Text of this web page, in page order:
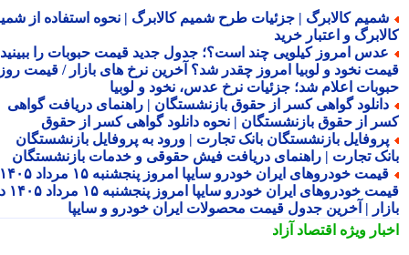
کالابرگ | جزئیات طرح شمیم کالابرگ | نحوه استفاده از شمیم
و اعتبار خرید
امروز کیلویی چند است؟؛ جدول جدید قیمت حبوبات را ببینید /
نخود و لوبیا امروز چقدر شد؟ آخرین نرخ های بازار / قیمت روز
اعلام شد؛ جزئیات نرخ عدس، نخود و لوبیا
گواهی کسر از حقوق بازنشستگان | راهنمای دریافت گواهی
از حقوق بازنشستگان | نحوه دانلود گواهی کسر از حقوق
بازنشستگان بانک تجارت | ورود به پروفایل بازنشستگان
تجارت | راهنمای دریافت فیش حقوقی و خدمات بازنشستگان
قیمت خودروهای ایران خودرو سایپا امروز پنجشنبه ۱۵ مرداد ۱۴۰۵ |
قیمت خودروهای ایران خودرو سایپا امروز پنجشنبه ۱۵ مرداد ۱۴۰۵ در
| آخرین جدول قیمت محصولات ایران خودرو و سایپا
ویژهاقتصاد آزاد